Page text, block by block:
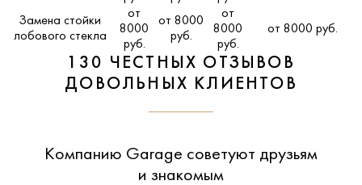
Замена стойки
лобового стекла
от
8000
руб.
от 8000
руб.
от
8000
руб.
от 8000 руб.
130 ЧЕСТНЫХ ОТЗЫВОВ
ДОВОЛЬНЫХ КЛИЕНТОВ
Компанию Garage советуют друзьям
и знакомым